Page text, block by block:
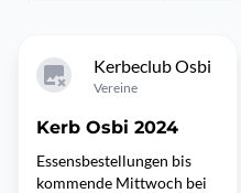
Kerbeclub Osbi
Vereine
Kerb Osbi 2024
Essensbestellungen bis
kommende Mittwoch bei